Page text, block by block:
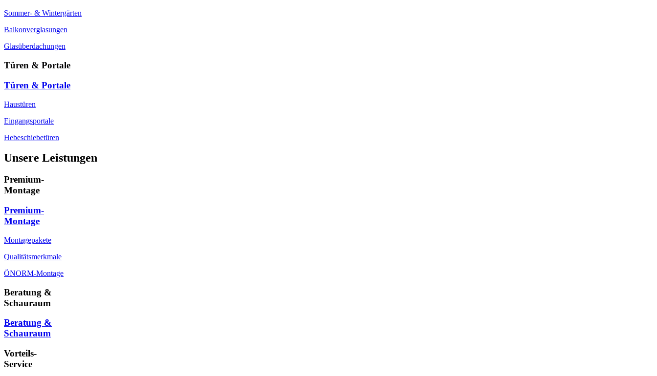
Sommer- & Wintergärten
Balkonverglasungen
Glasüberdachungen
Türen & Portale
Türen & Portale
Haustüren
Eingangsportale
Hebeschiebetüren
Unsere Leistungen
Premium-
Montage
Premium-
Montage
Montagepakete
Qualitätsmerkmale
ÖNORM-Montage
Beratung &
Schauraum
Beratung &
Schauraum
Vorteils-
Service